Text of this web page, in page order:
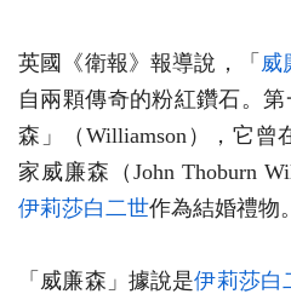
英國《衛報》報導說，「 威
自兩顆傳奇的粉紅鑽石。
森」（Williamson），它曾
家威廉森（John Thoburn
伊莉莎白二世作為結婚禮物。
「威廉森」據說是伊莉莎白